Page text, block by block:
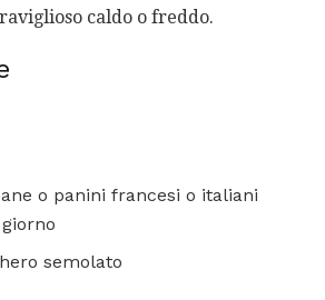
caldo o freddo.
o panini francesi o italiani
semolato